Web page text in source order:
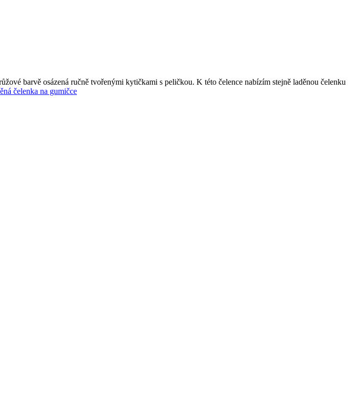
barvě osázená ručně tvořenými kytičkami s peličkou. K této čelence nabízím stejně laděnou čelenku
čelenka na gumičce